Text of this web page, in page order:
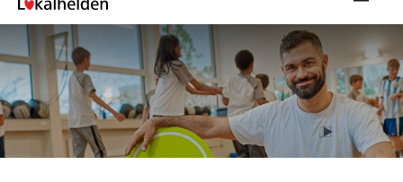
springen
öffnen
Projekte und Organisationen finden
Jetzt starten